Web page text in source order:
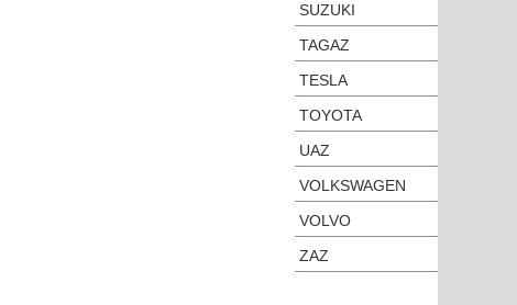
SUZUKI
TAGAZ
TESLA
TOYOTA
UAZ
VOLKSWAGEN
VOLVO
ZAZ